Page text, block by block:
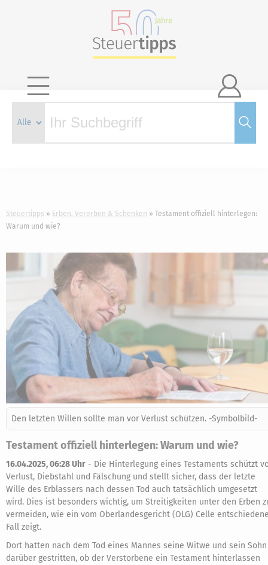

Steuertipps Erben, Vererben & Schenken
Testament offiziell hinterlegen:
Warum und wie?
Den letzten Willen sollte man vor Verlust schützen. -Symbolbild-
Testament offiziell hinterlegen: Warum und wie?
16.04.2025, 06:28 Uhr - Die Hinterlegung eines Testaments schützt
Verlust, Diebstahl und Fälschung und stellt sicher, dass der letzte
Wille des Erblassers nach dessen Tod auch tatsächlich umgesetzt
wird. Dies ist besonders wichtig, um Streitigkeiten unter den Erben
vermeiden, wie ein vom Oberlandesgericht (OLG) Celle
Fall zeigt.
Dort hatten nach dem Tod eines Mannes seine Witwe und sein Sohn
darüber gestritten, ob der Verstorbene ein Testament hinterlassen